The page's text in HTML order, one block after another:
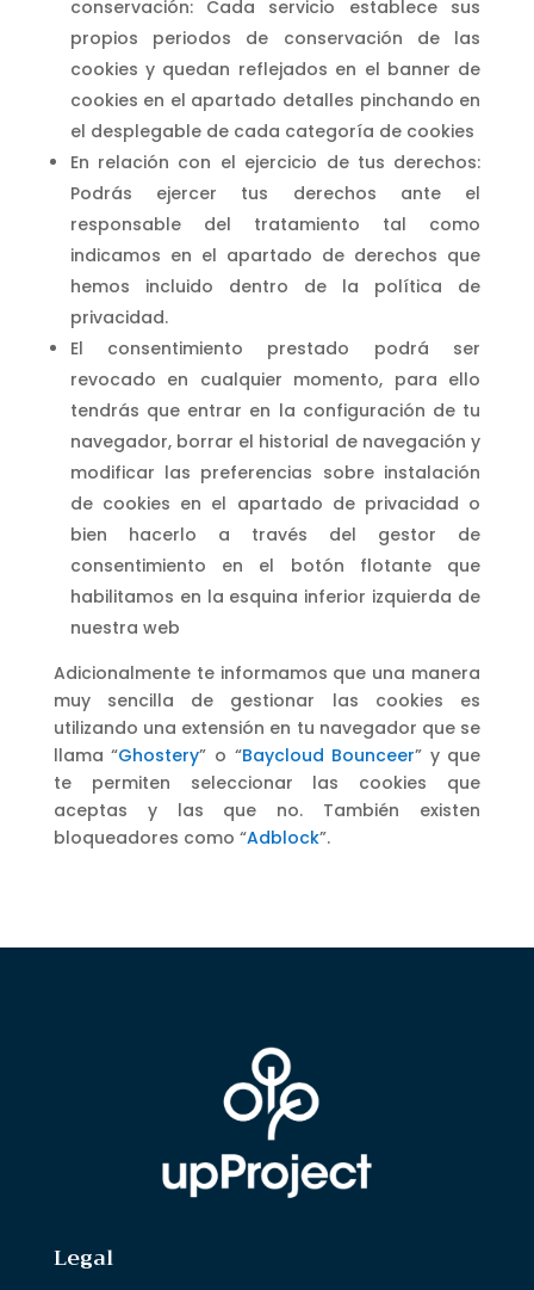
conservación: Cada servicio establece sus
propios periodos de conservación de las
cookies y quedan reflejados en el banner de
cookies en el apartado detalles pinchando en
el desplegable de cada categoría de cookies
En relación con el ejercicio de tus derechos:
Podrás ejercer tus derechos ante el
responsable del tratamiento tal como
indicamos en el apartado de derechos que
hemos incluido dentro de la política de
privacidad.
El consentimiento prestado podrá ser
revocado en cualquier momento, para ello
tendrás que entrar en la configuración de tu
navegador, borrar el historial de navegación y
modificar las preferencias sobre instalación
de cookies en el apartado de privacidad o
bien hacerlo a través del gestor de
consentimiento en el botón flotante que
habilitamos en la esquina inferior izquierda de
nuestra web
Adicionalmente te informamos que una manera
muy sencilla de gestionar las cookies es
utilizando una extensión en tu navegador que se
llama “Ghostery” o “Baycloud Bounceer” y que
te permiten seleccionar las cookies que
aceptas y las que no. También existen
bloqueadores como “Adblock”.
Legal